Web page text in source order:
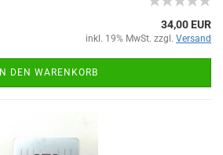
34,00 EUR
inkl. 19% MwSt. zzgl. Versand
IN DEN WARENKORB